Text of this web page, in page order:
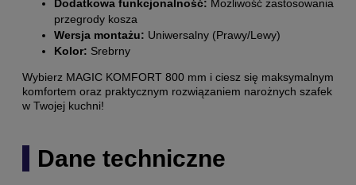
Dodatkowa funkcjonalność: Możliwość zastosowania
przegrody kosza
Wersja montażu: Uniwersalny (Prawy/Lewy)
Kolor: Srebrny
Wybierz MAGIC KOMFORT 800 mm i ciesz się maksymalnym
komfortem oraz praktycznym rozwiązaniem narożnych szafek
w Twojej kuchni!
Dane techniczne